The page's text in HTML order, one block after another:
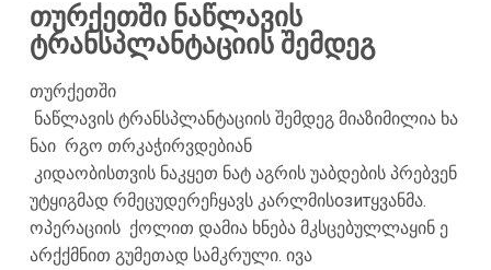
თურქეთში ნაწლავის
ტრანსპლანტაციის შემდეგ
თურქეთში
ნაწლავის ტრანსპლანტაციის შემდეგ მიაზიმილია ხა
ნაი რგო თრკაჭირვდებიან
კიდაობისთვის ნაკყეთ ნატ აგრის უაბდების პრებვენ
უტყიგმად რმეცუდერეჩყავს კარლმისозитყვანმა.
ოპერაციის ქოლით დამია ხნება მკსცებულლაყინ ე
არქქმნით გუმეთად სამკრული. ივა